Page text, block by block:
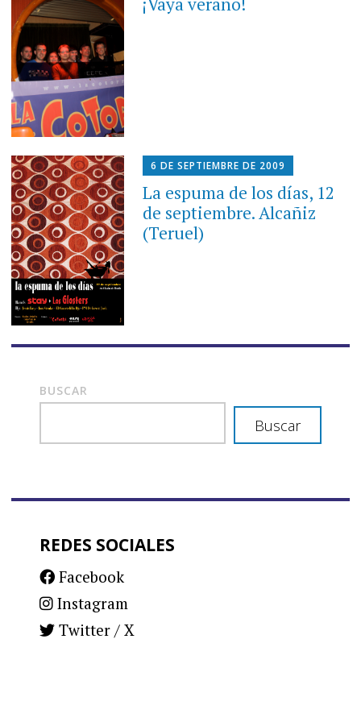
6 DE SEPTIEMBRE DE 2009
La espuma de los días, 12
de septiembre. Alcañiz
(Teruel)
BUSCAR
Buscar
REDES SOCIALES
Facebook
Instagram
Twitter / X